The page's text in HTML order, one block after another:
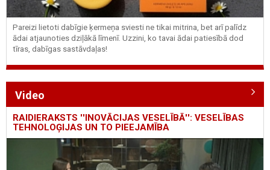
Pareizi lietoti dabīgie ķermeņa sviesti ne tikai mitrina, bet arī palīdz
ādai atjaunoties dziļākā līmenī. Uzzini, ko tavai ādai patiesībā dod
tīras, dabīgas sastāvdaļas!
Video
RAIDIERAKSTS ''INOVĀCIJAS VESELĪBĀ'': VESELĪBAS
TEHNOLOĢIJAS UN TO PIEEJAMĪBA